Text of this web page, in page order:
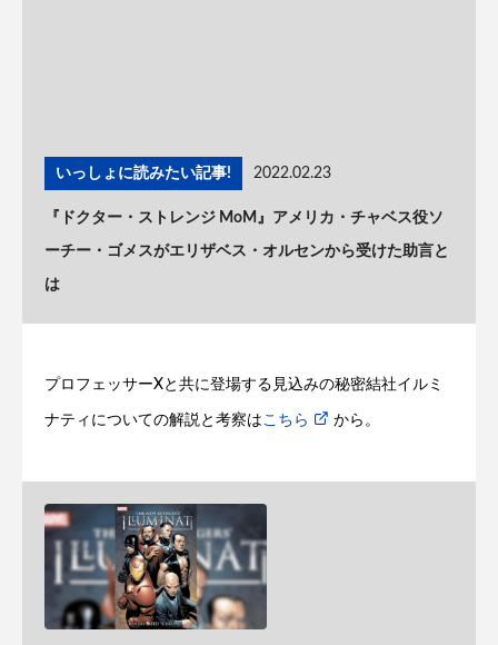
いっしょに読みたい記事! 2022.02.23
『ドクター・ストレンジ MoM』アメリカ・チャベス役ソ
ーチー・ゴメスがエリザベス・オルセンから受けた助言と
は
プロフェッサーXと共に登場する見込みの秘密結社イルミ
ナティについての解説と考察はこちら から。